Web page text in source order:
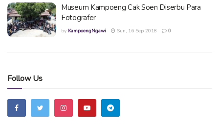
Museum Kampoeng Cak Soen Diserbu Para
Fotografer
by KampoengNgawi Sun, 16 Sep 2018 0
Follow Us